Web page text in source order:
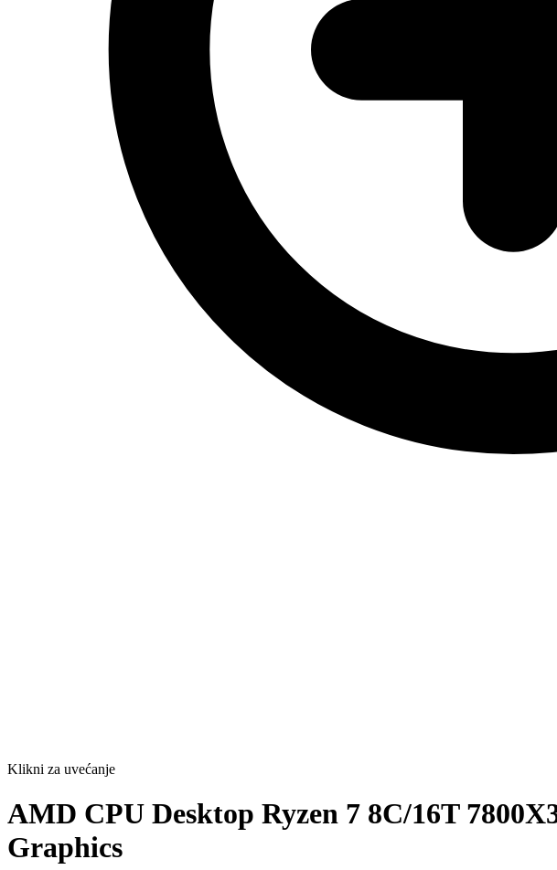
Klikni za uvećanje
AMD CPU Desktop Ryzen 7 8C/16T
Graphics